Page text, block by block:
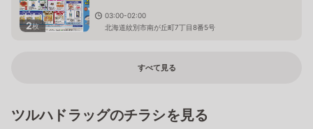
2枚
03:00-02:00
北海道紋別市南が丘町7丁目8番5号
すべて見る
ツルハドラッグのチラシを見る